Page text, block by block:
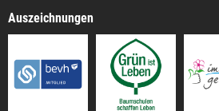
Auszeichnungen